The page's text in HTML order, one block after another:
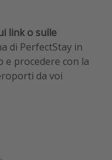
link o sulle
di PerfectStay in
e procedere con la
da voi